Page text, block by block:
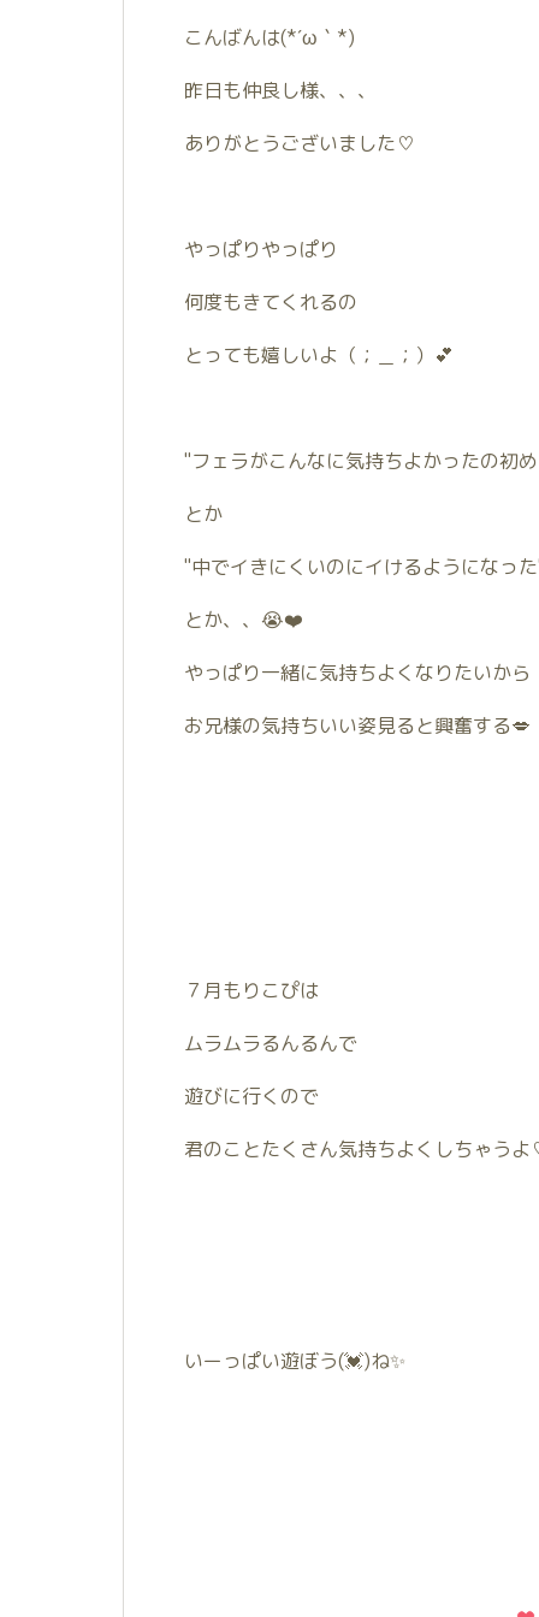
こんばんは(*´ω｀*)
昨日も仲良し様、、、
ありがとうございました♡
やっぱりやっぱり
何度もきてくれるの
とっても嬉しいよ（；＿；）💕
"フェラがこんなに気持ちよかったの初
とか
"中でイきにくいのにイけるようになっ
とか、、😭❤️
やっぱり一緒に気持ちよくなりたいから
お兄様の気持ちいい姿見ると興奮する💋
７月もりこぴは
ムラムラるんるんで
遊びに行くので
君のことたくさん気持ちよくしちゃう
いーっぱい遊ぼう(💓)ね✨